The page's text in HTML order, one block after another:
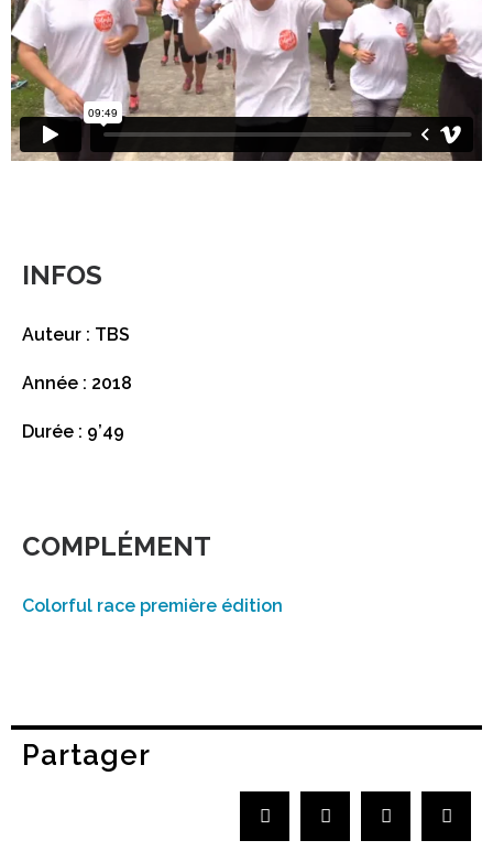
INFOS
Auteur : TBS
Année : 2018
Durée : 9’49
COMPLÉMENT
Colorful race première édition
Partager